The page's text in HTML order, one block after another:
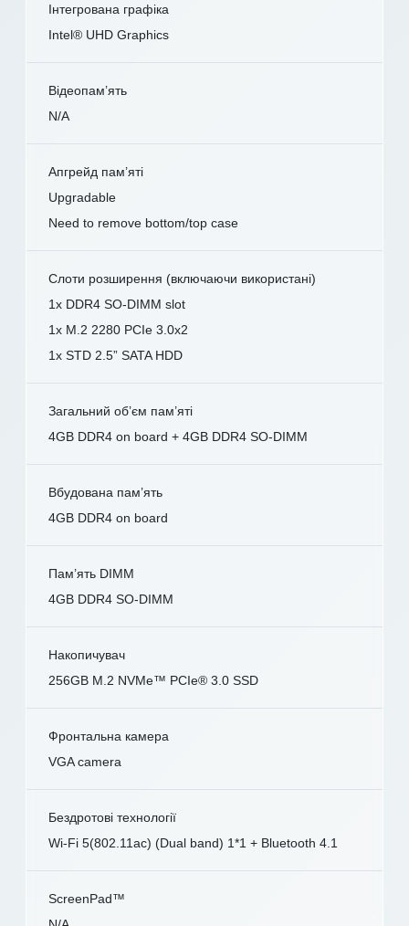
Інтегрована графіка
Intel® UHD Graphics
Відеопам’ять
N/A
Апгрейд пам’яті
Upgradable
Need to remove bottom/top case
Слоти розширення (включаючи використані)
1x DDR4 SO-DIMM slot
1x M.2 2280 PCIe 3.0x2
1x STD 2.5” SATA HDD
Загальний об’єм пам’яті
4GB DDR4 on board + 4GB DDR4 SO-DIMM
Вбудована пам’ять
4GB DDR4 on board
Пам’ять DIMM
4GB DDR4 SO-DIMM
Накопичувач
256GB M.2 NVMe™ PCIe® 3.0 SSD
Фронтальна камера
VGA camera
Бездротові технології
Wi-Fi 5(802.11ac) (Dual band) 1*1 + Bluetooth 4.1
ScreenPad™